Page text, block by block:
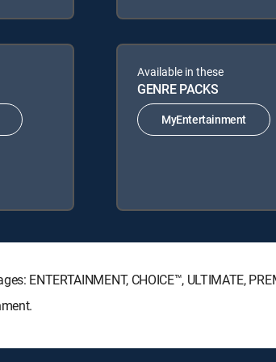
Available in these
GENRE PACKS
MyEntertainment
ENTERTAINMENT, CHOICE™, ULTIMATE,